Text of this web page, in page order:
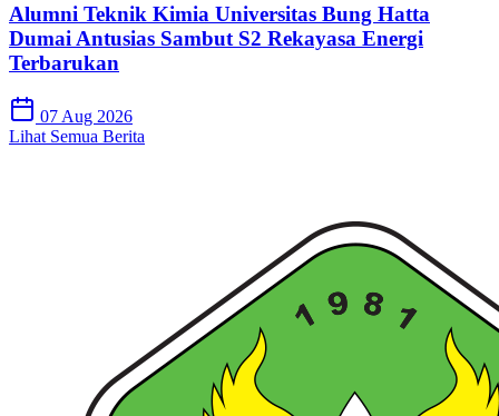
Alumni Teknik Kimia Universitas Bung Hatta
Dumai Antusias Sambut S2 Rekayasa Energi
Terbarukan
07 Aug 2026
Lihat Semua Berita